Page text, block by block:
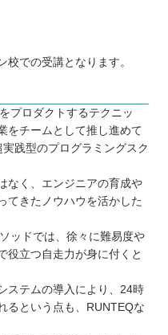
での受講となります。
プロダクトするテクニッ
をチームとして推し進めて
践型のプログラミングスク
なく、エンジニアの育成や
てきたノウハウを活かした
ッドでは、徐々に難易度や
役立つ自走力が身に付くと
ステムの導入により、24時
るという点も、RUNTEQな